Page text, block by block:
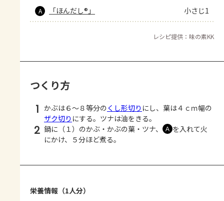
A 「ほんだし®」 小さじ1
レシピ提供：味の素KK
つくり方
1 かぶは６～８等分の くし形切り にし、葉は４ｃｍ幅の
ザク切り にする。ツナは油をきる。
2 鍋に（１）のかぶ・かぶの葉・ツナ、 Ａ を入れて火
にかけ、５分ほど煮る。
栄養情報（1人分）